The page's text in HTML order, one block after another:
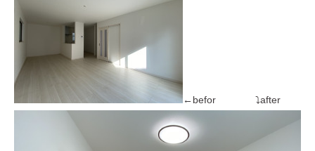
←befor ⤵after